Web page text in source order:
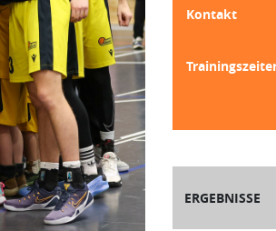
Kontakt
ERGEBNISSE